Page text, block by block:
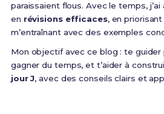
paraissaient flous. Avec le temps,
en révisions efficaces, en
m’entraînant avec des exemples
Mon objectif avec ce blog : te guider
gagner du temps, et t’aider à
jour J, avec des conseils clairs et